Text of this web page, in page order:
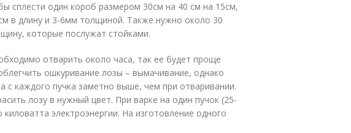
сплести один короб размером 30см на 40 см на 15см,
в длину и 3-6мм толщиной. Также нужно около 30
которые послужат стойками.
отварить около часа, так ее будет проще
ошкуривание лозы – вымачивание, однако
с каждого пучка заметно выше, чем при отваривании.
лозу в нужный цвет. При варке на один пучок (25-
электроэнергии. На изготовление одного